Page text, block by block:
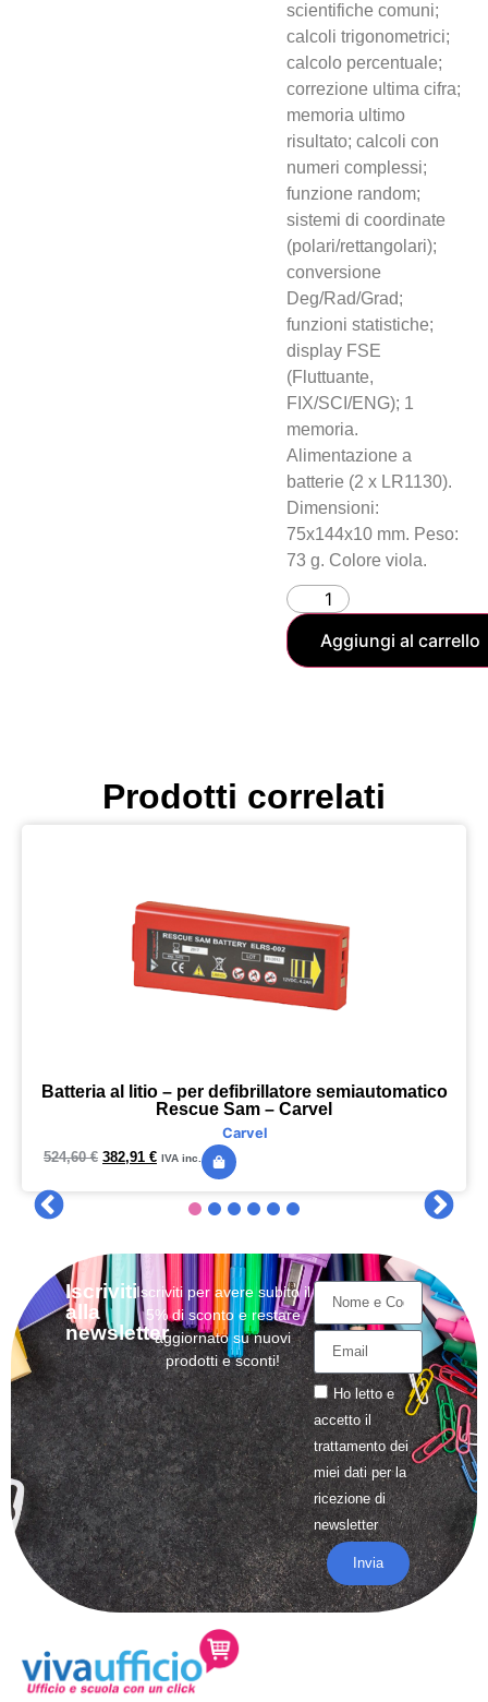
scientifiche comuni;
calcoli trigonometrici;
calcolo percentuale;
correzione ultima cifra;
memoria ultimo
risultato; calcoli con
numeri complessi;
funzione random;
sistemi di coordinate
(polari/rettangolari);
conversione
Deg/Rad/Grad;
funzioni statistiche;
display FSE
(Fluttuante,
FIX/SCI/ENG); 1
memoria.
Alimentazione a
batterie (2 x LR1130).
Dimensioni:
75x144x10 mm. Peso:
73 g. Colore viola.
Aggiungi al carrello
Prodotti correlati
Batteria al litio – per defibrillatore semiautomatico
Rescue Sam – Carvel
Carvel
524,60€ 382,91 € IVA inc.
Iscriviti
alla
newsletter
Iscriviti per avere subito il
5% di sconto e restare
aggiornato su nuovi
prodotti e sconti!
Ho letto e
accetto il
trattamentodei
miei dati per la
ricezione di
newsletter
Invia